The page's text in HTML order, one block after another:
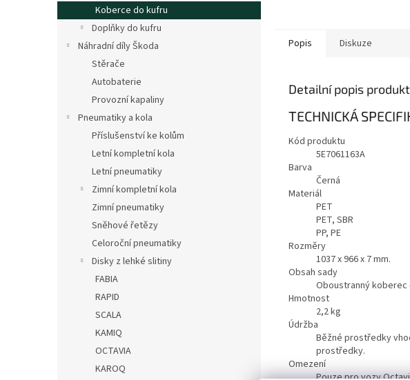
Koberce do kufru
Doplňky do kufru
Náhradní díly Škoda
Stěrače
Autobaterie
Provozní kapaliny
Pneumatiky a kola
Příslušenství ke kolům
Letní kompletní kola
Letní pneumatiky
Zimní kompletní kola
Zimní pneumatiky
Sněhové řetězy
Celoroční pneumatiky
Disky z lehké slitiny
FABIA
RAPID
SCALA
KAMIQ
OCTAVIA
KAROQ
Popis Diskuze
Detailní popis
TECHNICKÁ
Kód produktu
5E7061163A
Barva
Černá
Materiál
PET
PET, SBR
PP, PE
Rozměry
1037 x 966 x 7 mm.
Obsah sady
Oboustranný
Hmotnost
2,2kg
Údržba
Běžné prostředky
prostředky.
Omezení
Pouze pro vozy